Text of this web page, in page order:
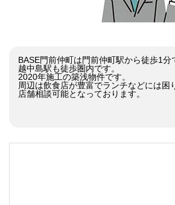
BASE門前仲町は門前仲町駅から徒歩1分
越中島駅も徒歩圏内です。
2020年施工の築浅物件です。
周辺は飲食店が豊富でランチなどには困
店舗相談可能となっております。